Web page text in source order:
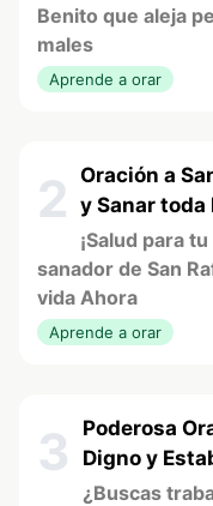
Benito que aleja
males
Aprende a orar
2 Oración a
y Sanar toda
¡Salud para
sanador de San
vida Ahora
Aprende a orar
3
Poderosa
Digno y
¿Buscas